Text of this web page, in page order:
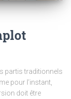
partis traditionnels
pour l’instant,
doit être